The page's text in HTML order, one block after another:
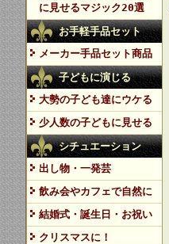
に見せるマジック20選
お手軽手品セット
メーカー手品セット商品
子どもに演じる
大勢の子ども達にウケる
少人数の子どもに見せる
シチュエーション
出し物・一発芸
飲み会やカフェで自然に
結婚式・誕生日・お祝い
クリスマスに！